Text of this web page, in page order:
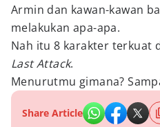
Armin dan kawan-kawan
melakukan apa-apa.
Nah itu 8 karakter terkuat
Last Attack.
Menurutmu gimana?
Share Article